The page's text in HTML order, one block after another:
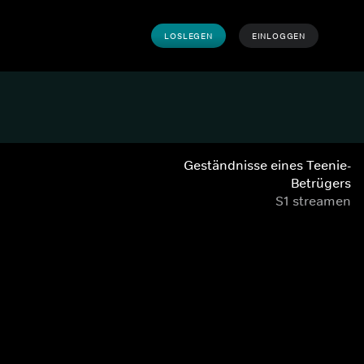
LOSLEGEN EINLOGGEN
Geständnisse eines Teenie-
Betrügers
S1 streamen